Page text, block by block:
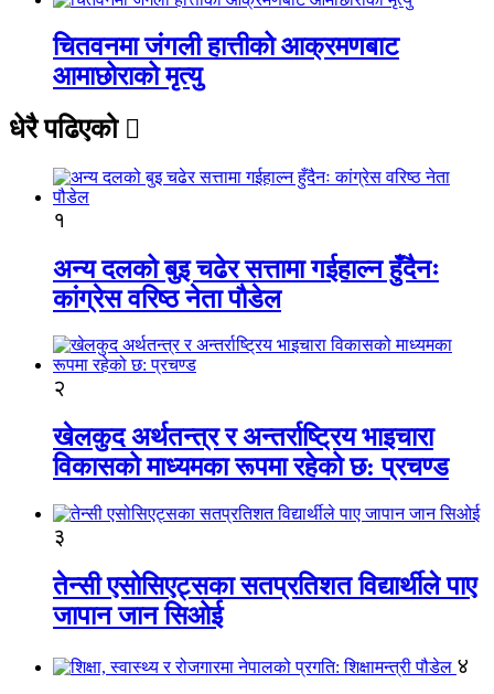
चितवनमा जंगली हात्तीको आक्रमणबाट
आमाछोराको मृत्यु
धेरै पढिएको
१
अन्य दलको बुइ चढेर सत्तामा गईहाल्न हुँदैनः
कांग्रेस वरिष्ठ नेता पौडेल
२
खेलकुद अर्थतन्त्र र अन्तर्राष्ट्रिय भाइचारा
विकासको माध्यमका रूपमा रहेको छ: प्रचण्ड
३
तेन्सी एसोसिएट्सका सतप्रतिशत विद्यार्थीले पाए
जापान जान सिओई
४